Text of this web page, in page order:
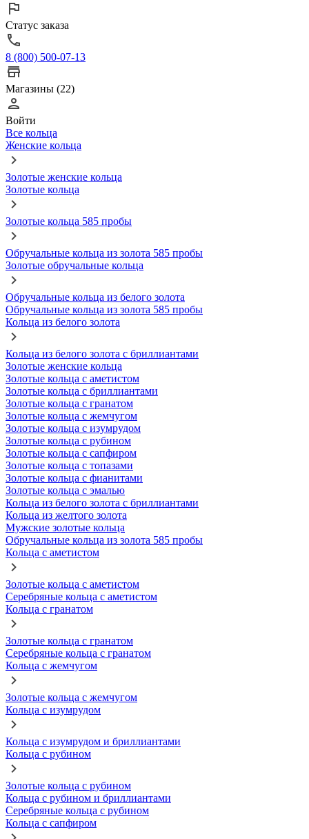
Статус заказа
8 (800) 500-07-13
Магазины (22)
Войти
Все кольца
Женские кольца
Золотые женские кольца
Золотые кольца
Золотые кольца 585 пробы
Обручальные кольца из золота 585 пробы
Золотые обручальные кольца
Обручальные кольца из белого золота
Обручальные кольца из золота 585 пробы
Кольца из белого золота
Кольца из белого золота с бриллиантами
Золотые женские кольца
Золотые кольца с аметистом
Золотые кольца с бриллиантами
Золотые кольца с гранатом
Золотые кольца с жемчугом
Золотые кольца с изумрудом
Золотые кольца с рубином
Золотые кольца с сапфиром
Золотые кольца с топазами
Золотые кольца с фианитами
Золотые кольца с эмалью
Кольца из белого золота с бриллиантами
Кольца из желтого золота
Мужские золотые кольца
Обручальные кольца из золота 585 пробы
Кольца с аметистом
Золотые кольца с аметистом
Серебряные кольца с аметистом
Кольца с гранатом
Золотые кольца с гранатом
Серебряные кольца с гранатом
Кольца с жемчугом
Золотые кольца с жемчугом
Кольца с изумрудом
Кольца с изумрудом и бриллиантами
Кольца с рубином
Золотые кольца с рубином
Кольца с рубином и бриллиантами
Серебряные кольца с рубином
Кольца с сапфиром